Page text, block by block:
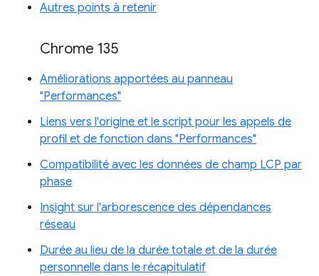
Autres points à retenir
Chrome 135
Améliorations apportées au panneau
"Performances"
Liens vers l'origine et le script pour les appels de
profil et de fonction dans "Performances"
Compatibilité avec les données de champ LCP par
phase
Insight sur l'arborescence des dépendances
réseau
Durée au lieu de la durée totale et de la durée
personnelle dans le récapitulatif